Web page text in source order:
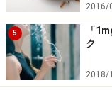
2016/
5
「
ク
2018/